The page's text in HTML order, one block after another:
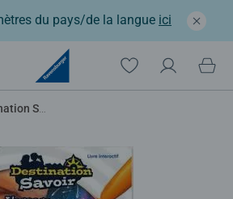
du pays/de la langue ici
l'espace